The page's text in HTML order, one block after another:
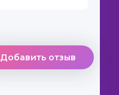
Добавить отзыв